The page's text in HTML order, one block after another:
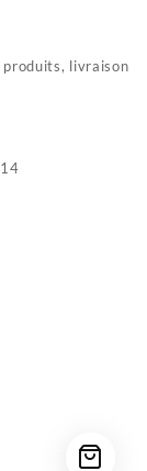
produits, livraison